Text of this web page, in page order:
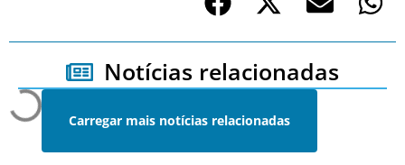
Notícias relacionadas
Carregar mais notícias relacionadas